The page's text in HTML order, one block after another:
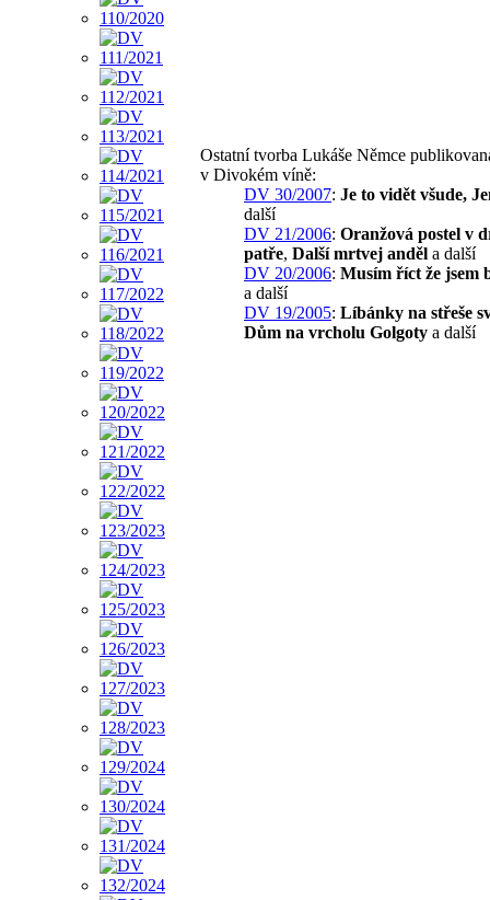
Ostatní tvorba Lukáše Němce
v Divokém víně:
DV 30/2007: Je to vidět všude,
další
DV 21/2006: Oranžová postel v
patře, Další mrtvej anděl a další
DV 20/2006: Musím říct že jsem
a další
DV 19/2005: Líbánky na střeše
Dům na vrcholu Golgoty a další